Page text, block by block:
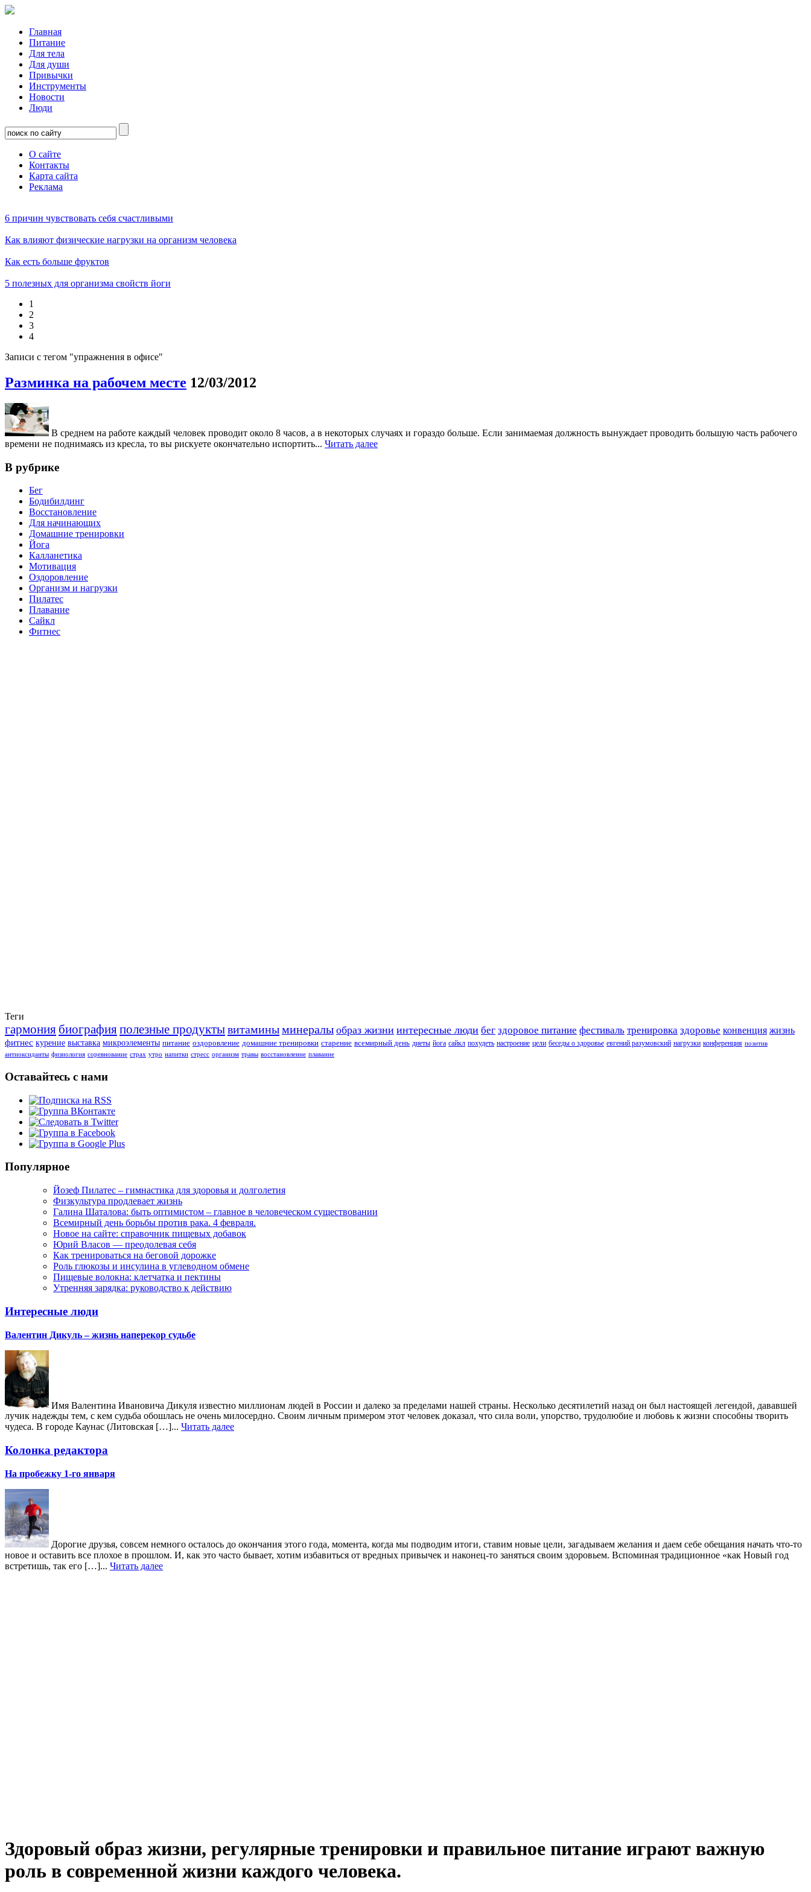
Главная
Питание
Для тела
Для души
Привычки
Инструменты
Новости
Люди
О сайте
Контакты
Карта сайта
Реклама
6 причин чувствовать себя счастливыми
Как влияют физические нагрузки на организм человека
Как есть больше фруктов
5 полезных для организма свойств йоги
1
2
3
4
Записи с тегом "упражнения в офисе"
Разминка на рабочем месте 12/03/2012
В среднем на работе каждый человек проводит около 8 часов, а в некоторых случаях и гораздо больше. Если занимаемая должность вынуждает проводить большую часть рабочего
времени не поднимаясь из кресла, то вы рискуете окончательно испортить... Читать далее
В рубрике
Бег
Бодибилдинг
Восстановление
Для начинающих
Домашние тренировки
Йога
Калланетика
Мотивация
Оздоровление
Организм и нагрузки
Пилатес
Плавание
Сайкл
Фитнес
Теги
гармония биографияполезные продуктывитаминыминералы образ жизни интересные люди бег здоровое питание фестиваль тренировка здоровье конвенция жизнь
фитнес курение выставка микроэлементы питание оздоровление домашние тренировки старение всемирный день диеты йога сайкл похудеть настроение цели беседы о здоровье евгений разумовский нагрузки конференция позитив
антиоксиданты физиология соревнование страх утро напитки стресс организм травы восстановление плавание
Оставайтесь с нами
Популярное
Йозеф Пилатес – гимнастика для здоровья и долголетия
Физкультура продлевает жизнь
Галина Шаталова: быть оптимистом – главное в человеческом существовании
Всемирный день борьбы против рака. 4 февраля.
Новое на сайте: справочник пищевых добавок
Юрий Власов — преодолевая себя
Как тренироваться на беговой дорожке
Роль глюкозы и инсулина в углеводном обмене
Пищевые волокна: клетчатка и пектины
Утренняя зарядка: руководство к действию
Интересные люди
Валентин Дикуль – жизнь наперекор судьбе
Имя Валентина Ивановича Дикуля известно миллионам людей в России и далеко за пределами нашей страны. Несколько десятилетий назад он был настоящей легендой, дававшей
лучик надежды тем, с кем судьба обошлась не очень милосердно. Своим личным примером этот человек доказал, что сила воли, упорство, трудолюбие и любовь к жизни способны творить
чудеса. В городе Каунас (Литовская […]... Читать далее
Колонка редактора
На пробежку 1-го января
Дорогие друзья, совсем немного осталось до окончания этого года, момента, когда мы подводим итоги, ставим новые цели, загадываем желания и даем себе обещания начать что-то
новое и оставить все плохое в прошлом. И, как это часто бывает, хотим избавиться от вредных привычек и наконец-то заняться своим здоровьем. Вспоминая традиционное «как Новый год
встретишь, так его […]... Читать далее
Здоровый образ жизни, регулярные тренировки и правильное питание играют важную
роль в современной жизни каждого человека.